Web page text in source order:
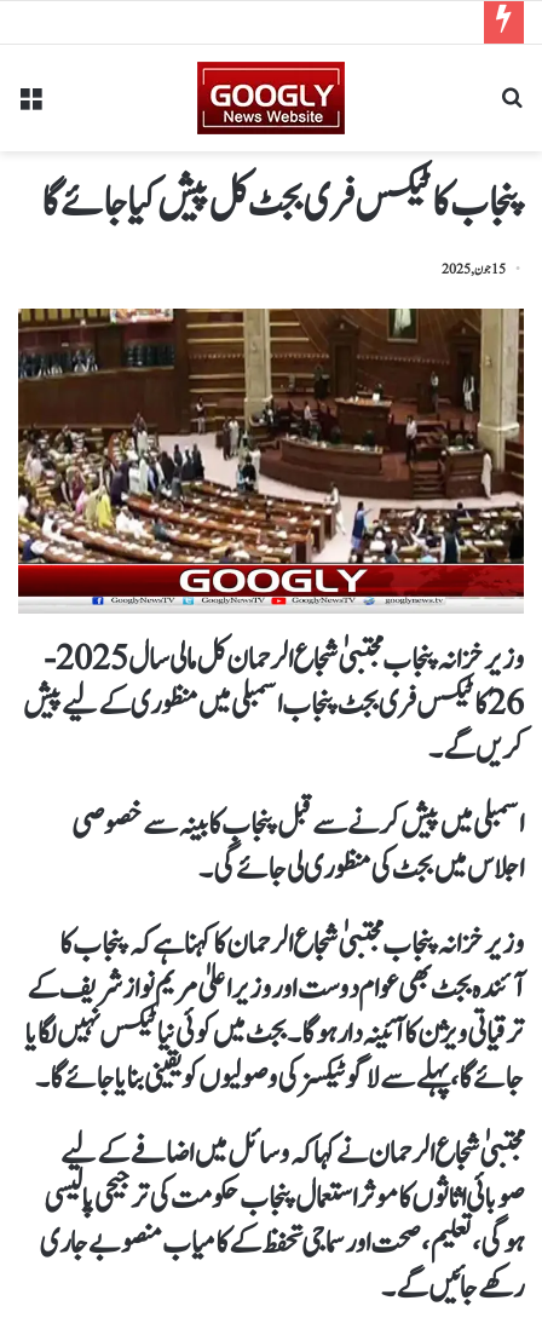
پنجاب کا ٹیکس فری بجٹ کل پیش کیا جائےگا
15 جون, 2025
وزیر خزانہ پنجاب مجتبیٰ شجاع الرحمان کل مالی سال 2025-
26 کاٹیکس فری بجٹ پنجاب اسمبلی میں منظوری کے لیے پیش
کریں گے۔
اسمبلی میں پیش کرنے سے قبل پنجاب کابینہ سے خصوصی
اجلاس میں بجٹ کی منظوری لی جائے گی۔
وزیر خزانہ پنجاب مجتبیٰ شجاع الرحمان کا کہنا ہے کہ پنجاب کا
آئندہ بجٹ بھی عوام دوست اور وزیر اعلیٰ مریم نواز شریف کے
ترقیاتی ویژن کا آ ئینہ دار ہوگا۔بجٹ میں کوئی نیا ٹیکس نہیں لگایا
جائے گا، پہلے سے لاگو ٹیکسز کی وصولیوں کو یقینی بنایا جائے گا۔
مجتبیٰ شجاع الرحمان نے کہا کہ وسائل میں اضافے کے لیے
صوبائی اثاثوں کا موثر استعمال پنجاب حکومت کی ترجیحی پالیسی
ہوگی، تعلیم، صحت اور سماجی تحفظ کے کامیاب منصوبے جاری
رکھے جائیں گے۔